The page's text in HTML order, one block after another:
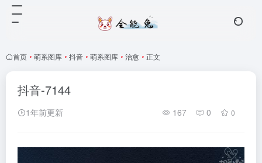
首页 • 萌系图库 • 抖音 • 萌系图库 • 治愈 • 正文
抖音-7144
1年前更新 167 0 0